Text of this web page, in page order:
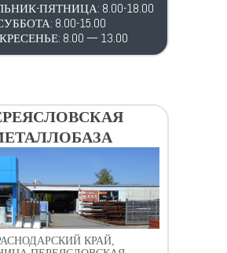
ПЯТНИЦА: 8.00-18.00
8.00-15.00
8.00 — 13.00
КРАЙ,